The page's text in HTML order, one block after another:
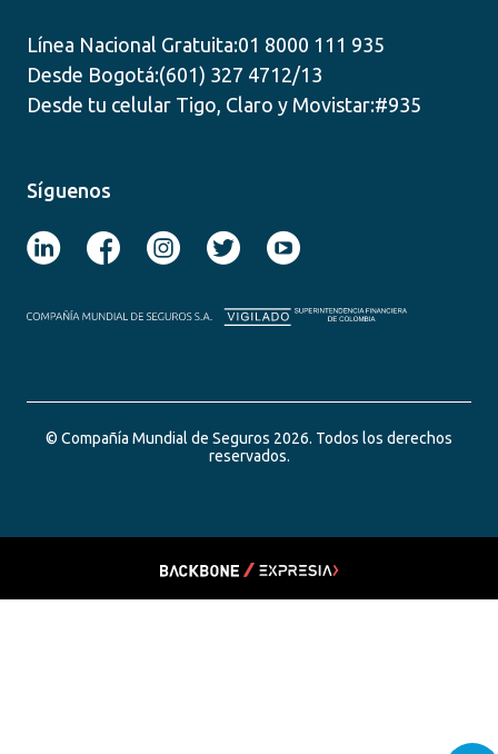
Línea Nacional Gratuita:01 8000 111 935
Desde Bogotá:(601) 327 4712/13
Desde tu celular Tigo, Claro y Movistar:#935
Síguenos
© Compañía Mundial de Seguros 2026. Todos los derechos
reservados.